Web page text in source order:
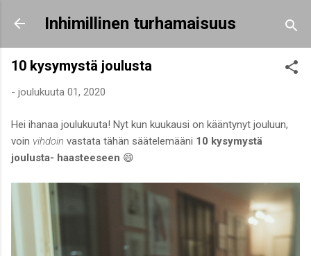
Siirry pääsisältöön
Inhimillinen turhamaisuus
10 kysymystä joulusta
- joulukuuta 01, 2020
Hei ihanaa joulukuuta! Nyt kun kuukausi on kääntynyt jouluun,
voin vihdoin vastata tähän säätelemääni 10 kysymystä
joulusta- haasteeseen 😄